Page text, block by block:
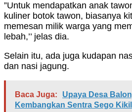
”Untuk mendapatkan anak
kuliner botok tawon, biasanya
memesan milik warga yang
lebah,’’ jelas dia.
Selain itu, ada juga kudapan
dan nasi jagung.
Baca Juga:
Upaya Desa
Kembangkan Sentra Sego